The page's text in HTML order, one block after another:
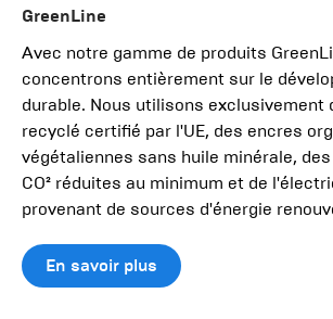
GreenLine
Avec notre gamme de produits
concentrons entièrement sur le
durable. Nous utilisons exclusivement
recyclé certifié par l'UE, des encres
végétaliennes sans huile minérale,
CO² réduites au minimum et de
provenant de sources d'énergie
En savoir plus